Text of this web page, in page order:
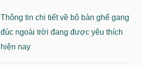
Thông tin chi tiết về bộ bàn ghế gang
đúc ngoài trời đang được yêu thích
hiện nay